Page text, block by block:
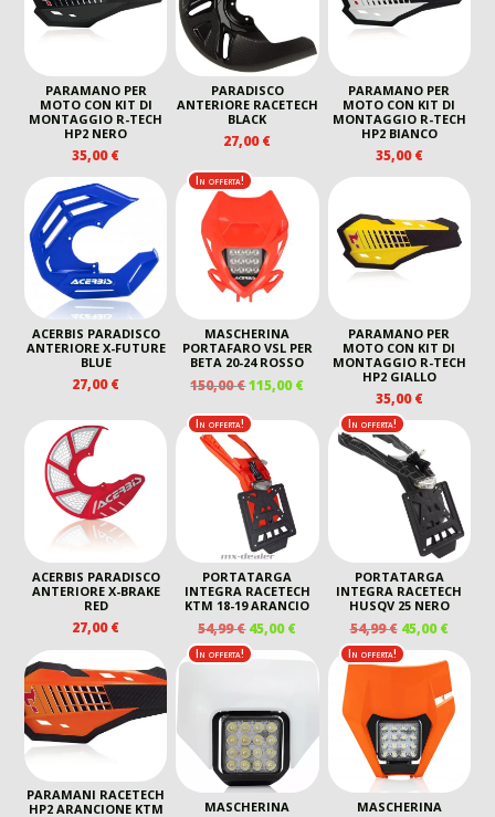
PARAMANO PER
MOTO CON KIT DI
MONTAGGIO R-TECH
HP2 NERO
35,00€
PARADISCO
ANTERIORE RACETECH
BLACK
27,00€
PARAMANO PER
MOTO CON KIT DI
MONTAGGIO R-TECH
HP2 BIANCO
35,00€
ACERBIS PARADISCO
ANTERIORE X-FUTURE
BLUE
27,00€
In offerta!
MASCHERINA
PORTAFARO VSL PER
BETA 20-24 ROSSO
150,00€IL
ORIGINALE
ERA:
150,00 €.
115,00€IL
ATTUALE
PARAMANO PER
MOTO CON KIT DI
MONTAGGIO R-TECH
HP2 GIALLO
35,00€
ACERBIS PARADISCO
ANTERIORE X-BRAKE
RED
27,00€
In offerta!
PORTATARGA
INTEGRA RACETECH
KTM 18-19 ARANCIO
54,99€ IL
PREZZO
ORIGINALE
54,99 €.
45,00€IL
PREZZO
ATTUALE
45,00 €.
In offerta!
PORTATARGA
INTEGRA RACETECH
HUSQV 25 NERO
54,99€ IL
PREZZO
ORIGINALE
54,99 €.
45,00€IL
È:
45,00
PARAMANI RACETECH
HP2 ARANCIONE KTM
In offerta!
MASCHERINA
In offerta!
MASCHERINA